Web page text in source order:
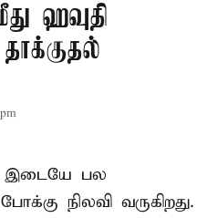
ஹவுதி
இடையே பல
நிலவி வருகிறது.